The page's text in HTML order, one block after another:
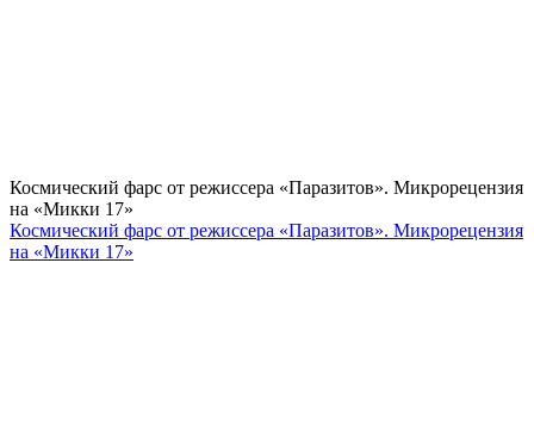
Космический фарс от режиссера «Паразитов». Микрорецензия
на «Микки 17»
Космический фарс от режиссера «Паразитов». Микрорецензия
на «Микки 17»